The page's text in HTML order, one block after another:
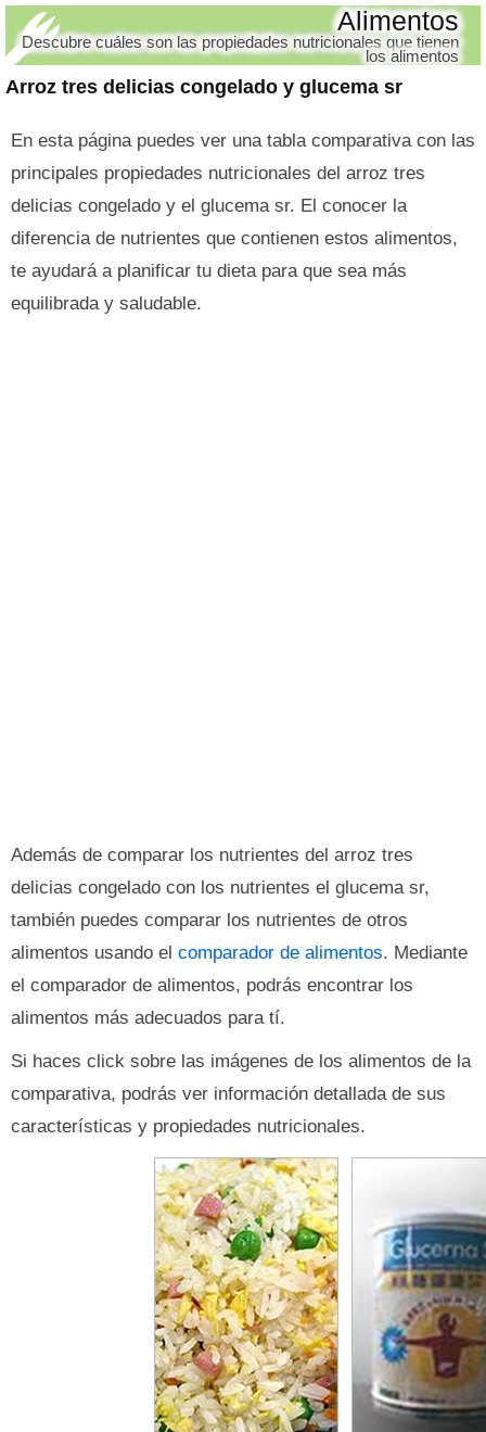
Arroz tres delicias congelado y glucema sr
Alimentos
Descubre cuáles son las propiedades nutricionales que tienen
los alimentos
En esta página puedes ver una tabla comparativa con las
principales propiedades nutricionales del arroz tres
delicias congelado y el glucema sr. El conocer la
diferencia de nutrientes que contienen estos alimentos,
te ayudará a planificar tu dieta para que sea más
equilibrada y saludable.
Además de comparar los nutrientes del arroz tres
delicias congelado con los nutrientes el glucema sr,
también puedes comparar los nutrientes de otros
alimentos usando el comparador de alimentos. Mediante
el comparador de alimentos, podrás encontrar los
alimentos más adecuados para tí.
Si haces click sobre las imágenes de los alimentos de la
comparativa, podrás ver información detallada de sus
características y propiedades nutricionales.